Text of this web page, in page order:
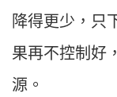
降得更少，只
果再不控制好
源。